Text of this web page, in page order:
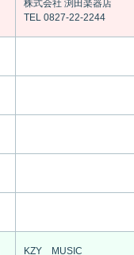
株式会社 渕田楽器店
TEL 0827-22-2244
KZY MUSIC